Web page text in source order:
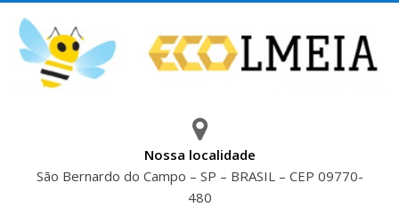
content
Nossa localidade
São Bernardo do Campo – SP – BRASIL – CEP 09770-
480